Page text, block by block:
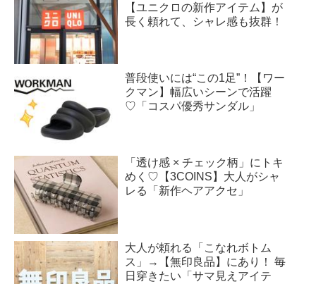
【ユニクロの新作アイテム】が
長く頼れて、シャレ感も抜群！
普段使いには“この1足”！【ワー
クマン】幅広いシーンで活躍
♡「コスパ優秀サンダル」
「透け感 × チェック柄」にトキ
めく♡【3COINS】大人がシャ
レる「新作ヘアアクセ」
大人が頼れる「こなれボトム
ス」→【無印良品】にあり！ 毎
日穿きたい「サマ見えアイテ